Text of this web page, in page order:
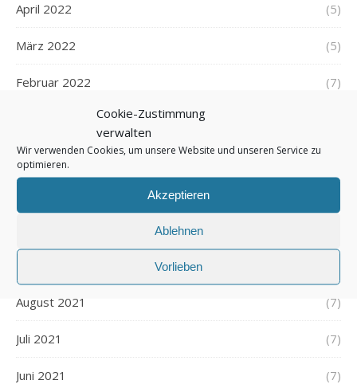
Cookie-Zustimmung
verwalten
Wir verwenden Cookies, um unsere Website und unseren Service zu
optimieren.
Akzeptieren
Ablehnen
Vorlieben
April 2022 (5)
März 2022 (5)
Februar 2022 (7)
Dezember 2021
August 2021 (7)
Juli 2021 (7)
Juni 2021 (7)